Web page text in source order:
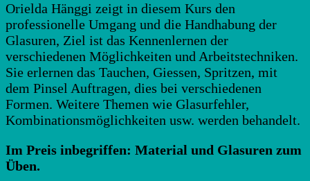
Orielda Hänggi zeigt in diesem Kurs den
professionelle Umgang und die Handhabung der
Glasuren, Ziel ist das Kennenlernen der
verschiedenen Möglichkeiten und Arbeitstechniken.
Sie erlernen das Tauchen, Giessen, Spritzen, mit
dem Pinsel Auftragen, dies bei verschiedenen
Formen. Weitere Themen wie Glasurfehler,
Kombinationsmöglichkeiten usw. werden behandelt.
Im Preis inbegriffen: Material und Glasuren zum
Üben.